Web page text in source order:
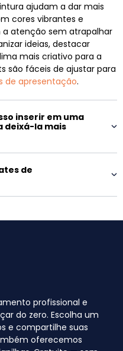
ajudam a dar mais
cores vibrantes e
atenção sem atrapalhar
ideias, destacar
mais criativo para a
são fáceis de ajustar para
de apresentação.
inserir em uma
deixá-la mais
de
profissional e
do zero. Escolha um
e compartilhe suas
oferecemos